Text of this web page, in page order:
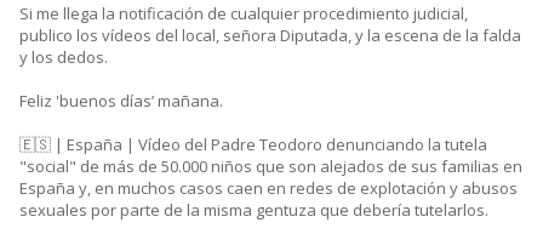
Si me llega la notificación de cualquier procedimiento judicial,
publico los vídeos del local, señora Diputada, y la escena de la falda
y los dedos.
Feliz 'buenos días’ mañana.
🇪🇸 | España | Vídeo del Padre Teodoro denunciando la tutela
"social" de más de 50.000 niños que son alejados de sus familias en
España y, en muchos casos caen en redes de explotación y abusos
sexuales por parte de la misma gentuza que debería tutelarlos.